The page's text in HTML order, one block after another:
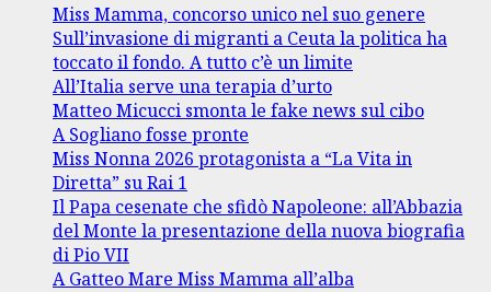
Miss Mamma, concorso unico nel suo genere
Sull’invasione di migranti a Ceuta la politica ha
toccato il fondo. A tutto c’è un limite
All’Italia serve una terapia d’urto
Matteo Micucci smonta le fake news sul cibo
A Sogliano fosse pronte
Miss Nonna 2026 protagonista a “La Vita in
Diretta” su Rai 1
Il Papa cesenate che sfidò Napoleone: all’Abbazia
del Monte la presentazione della nuova biografia
di Pio VII
A Gatteo Mare Miss Mamma all’alba